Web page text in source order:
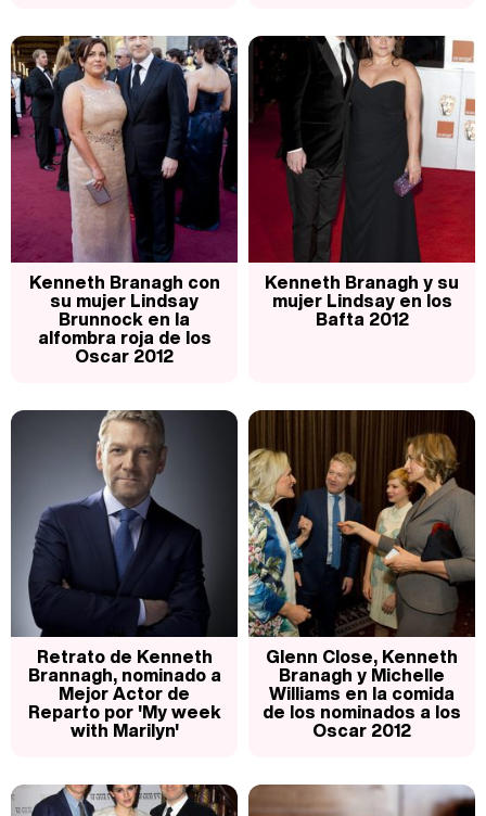
Manu Baqueiro: "Tuve como referente a Bruce Willis en 'Luz de Luna' para mi trabajo en la serie 'Perdiendo el juicio'"
Magdalena de Suecia responde a las críticas y explica por qué le han permitido lanzar su propio negocio
Kenneth Branagh con
su mujer Lindsay
Brunnock en la
alfombra roja de los
Oscar 2012
Kenneth Branagh y su
mujer Lindsay en los
Bafta 2012
Retrato de Kenneth
Brannagh, nominado a
Mejor Actor de
Reparto por 'My week
with Marilyn'
Glenn Close, Kenneth
Branagh y Michelle
Williams en la comida
de los nominados a los
Oscar 2012